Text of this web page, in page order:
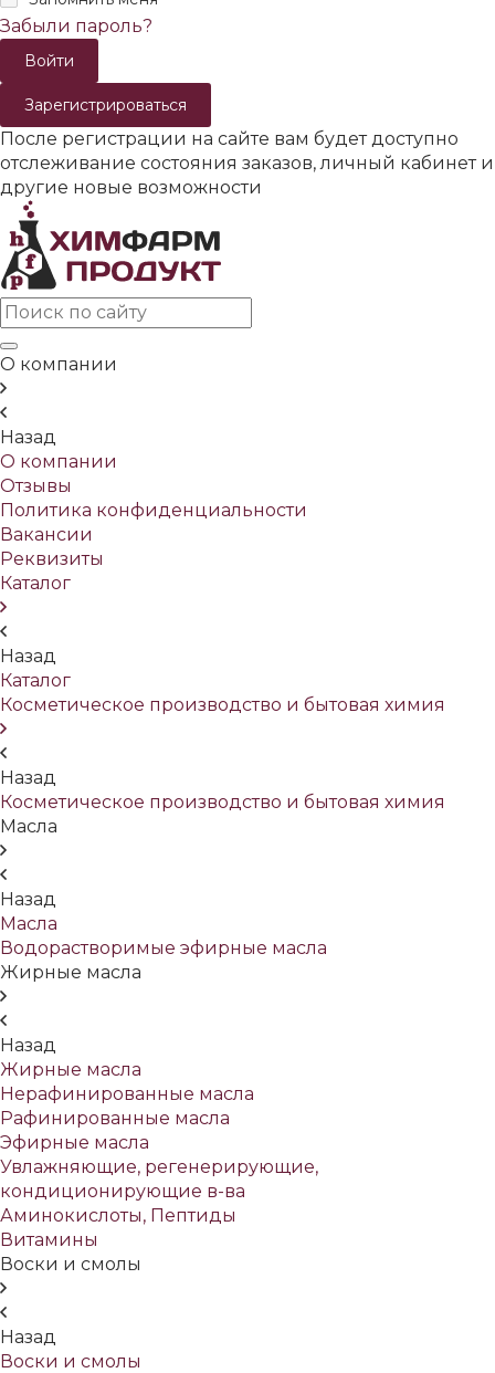
Забыли пароль?
Зарегистрироваться
После регистрации на сайте вам будет доступно
отслеживание состояния заказов, личный кабинет и
другие новые возможности
О компании
Назад
О компании
Отзывы
Политика конфиденциальности
Вакансии
Реквизиты
Каталог
Назад
Каталог
Косметическое производство и бытовая химия
Назад
Косметическое производство и бытовая химия
Масла
Назад
Масла
Водорастворимые эфирные масла
Жирные масла
Назад
Жирные масла
Нерафинированные масла
Рафинированные масла
Эфирные масла
Увлажняющие, регенерирующие,
кондиционирующие в-ва
Аминокислоты, Пептиды
Витамины
Воски и смолы
Назад
Воски и смолы